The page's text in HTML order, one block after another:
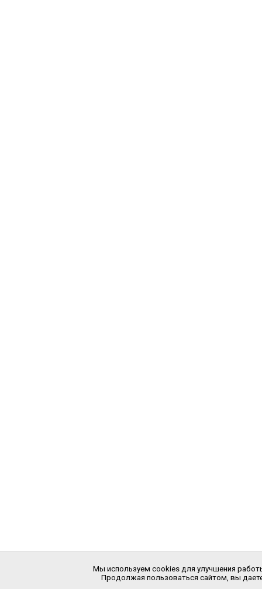
Мы используем cookies для улучшения
Продолжая пользоваться сайтом, вы